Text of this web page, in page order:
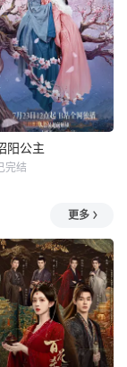
阳公主
完结
更多